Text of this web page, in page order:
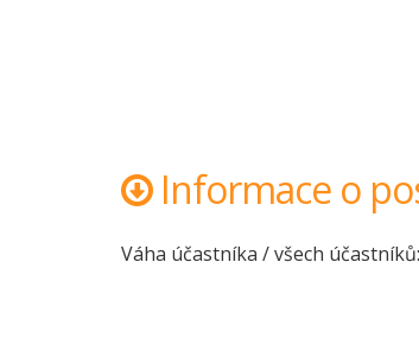
Informace o
Váha účastníka / všech účastníků: